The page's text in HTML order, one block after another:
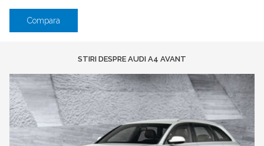
Compara
STIRI DESPRE AUDI A4 AVANT